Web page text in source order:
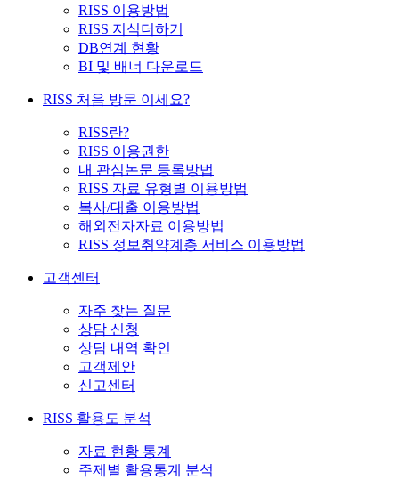
RISS 이용방법
RISS 지식더하기
DB연계 현황
BI 및 배너 다운로드
RISS 처음 방문 이세요?
RISS란?
RISS 이용권한
내 관심논문 등록방법
RISS 자료 유형별 이용방법
복사/대출 이용방법
해외전자자료 이용방법
RISS 정보취약계층 서비스 이용방법
고객센터
자주 찾는 질문
상담 신청
상담 내역 확인
고객제안
신고센터
RISS 활용도 분석
자료 현황 통계
주제별 활용통계 분석